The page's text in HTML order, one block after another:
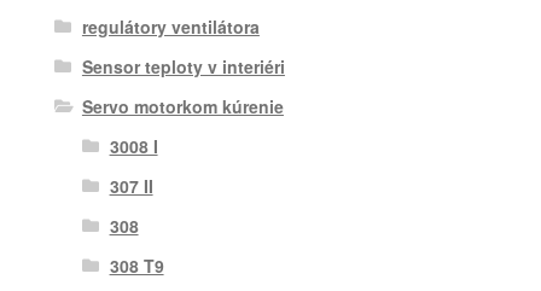
regulátory ventilátora
Sensor teploty v interiéri
Servo motorkom kúrenie
3008 I
307 II
308
308 T9